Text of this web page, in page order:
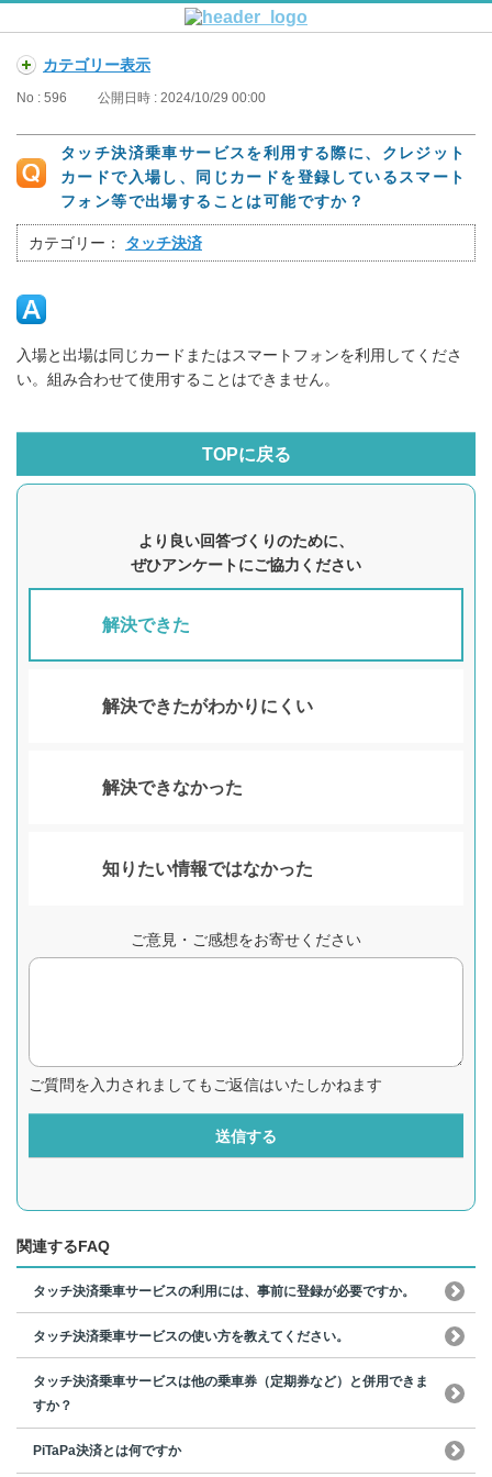
カテゴリー表示
No : 596 公開日時 : 2024/10/29 00:00
タッチ決済乗車サービスを利用する際に、クレジット
カードで入場し、同じカードを登録しているスマート
フォン等で出場することは可能ですか？
カテゴリー： タッチ決済
入場と出場は同じカードまたはスマートフォンを利用してくださ
い。組み合わせて使用することはできません。
TOPに戻る
より良い回答づくりのために、
ぜひアンケートにご協力ください
解決できた
解決できたがわかりにくい
解決できなかった
知りたい情報ではなかった
ご意見・ご感想をお寄せください
ご質問を入力されましてもご返信はいたしかねます
送信する
関連するFAQ
タッチ決済乗車サービスの利用には、事前に登録が必要ですか。
タッチ決済乗車サービスの使い方を教えてください。
タッチ決済乗車サービスは他の乗車券（定期券など）と併用できま
すか？
PiTaPa決済とは何ですか